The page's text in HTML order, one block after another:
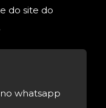
do site do
whatsapp